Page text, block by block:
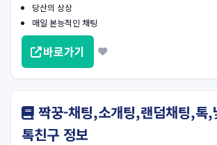
당산의 상상
매일 본능적인 채팅
바로가기
짝꿍-채팅,소개팅,랜덤채팅,톡
톡친구 정보